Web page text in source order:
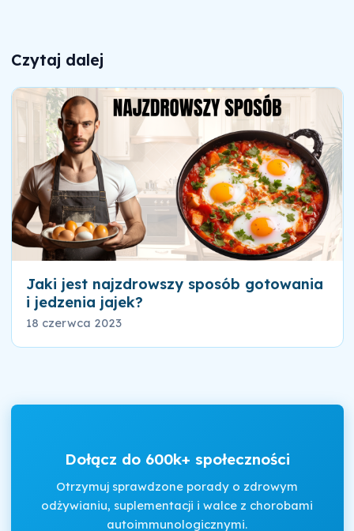
Czytaj dalej
Jaki jest najzdrowszy sposób gotowania
i jedzenia jajek?
18 czerwca 2023
Dołącz do 600k+ społeczności
Otrzymuj sprawdzone porady o zdrowym
odżywianiu, suplementacji i walce z chorobami
autoimmunologicznymi.